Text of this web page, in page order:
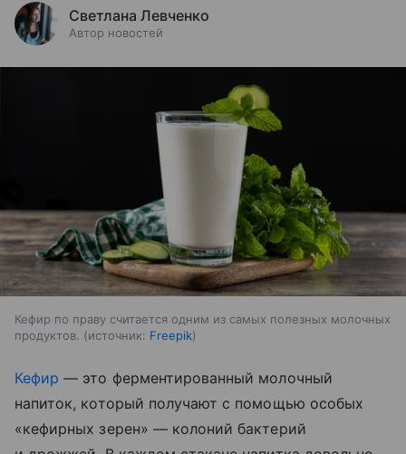
Светлана Левченко
Автор новостей
Кефир по праву считается одним из самых полезных молочных
продуктов.
источник: Freepik
Кефир — это ферментированный молочный
напиток, который получают с помощью особых
«кефирных зерен» — колоний бактерий